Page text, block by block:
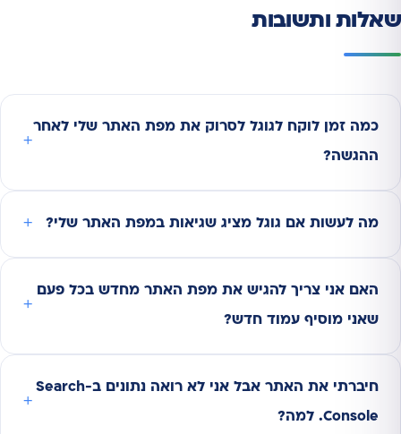
שאלות ותשובות
כמה זמן לוקח לגוגל לסרוק את מפת האתר שלי לאחר
ההגשה?
מה לעשות אם גוגל מציג שגיאות במפת האתר שלי?
האם אני צריך להגיש את מפת האתר מחדש בכל פעם
שאני מוסיף עמוד חדש?
חיברתי את האתר אבל אני לא רואה נתונים ב-Search
Console. למה?